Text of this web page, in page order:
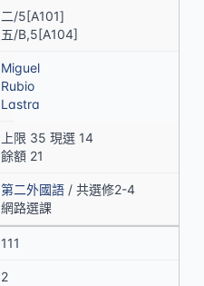
二/5[A101]
五/B,5[A104]
Miguel
Rubio
Lastra
上限 35 現選 14
餘額 21
第二外國語 / 共選修2-4
網路選課
111
2